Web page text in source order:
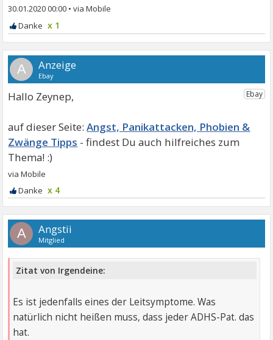
30.01.2020 00:00 •
x 1
A
Hallo Zeynep,
Angst, Panikattacken, Phobien &
Zwänge Tipps
x 4
A Angstii
Mitglied
Zitat von Irgendeine:
Es ist jedenfalls eines der Leitsymptome. Was
natürlich nicht heißen muss, dass jeder ADHS-Pat. das
hat.